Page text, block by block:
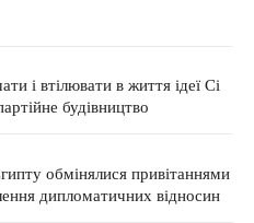
і втілювати в життя ідеї Сі
будівництво
обмінялися привітаннями
дипломатичних відносин